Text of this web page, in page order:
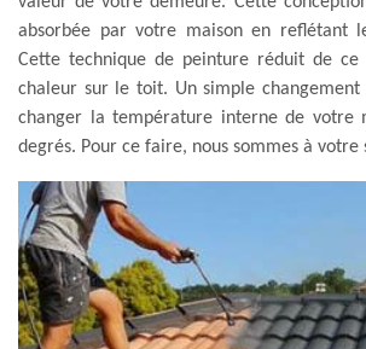
absorbée par votre maison en reflétant
Cette technique de peinture réduit de
chaleur sur le toit. Un simple
changer la température interne de votre
degrés. Pour ce faire, nous sommes à votre